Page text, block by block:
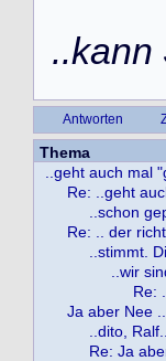
..kann
Antworten
Thema
..geht auch mal
Re: ..geht
..schon
Re: .. der
..stimmt.
..wir
Re:
Ja aber Nee ...
..dito, Ralf..
Re: Ja